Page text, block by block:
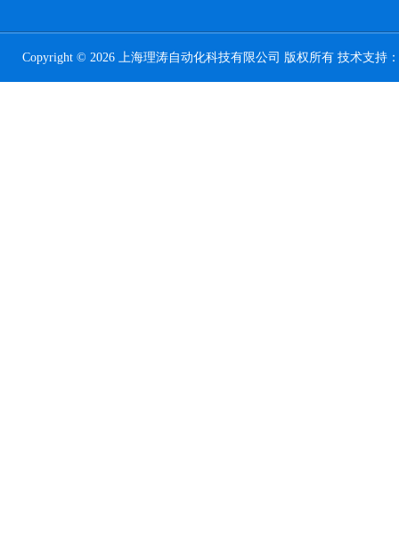
Copyright © 2026 上海理涛自动化科技有限公司 版权所有 技术支持：